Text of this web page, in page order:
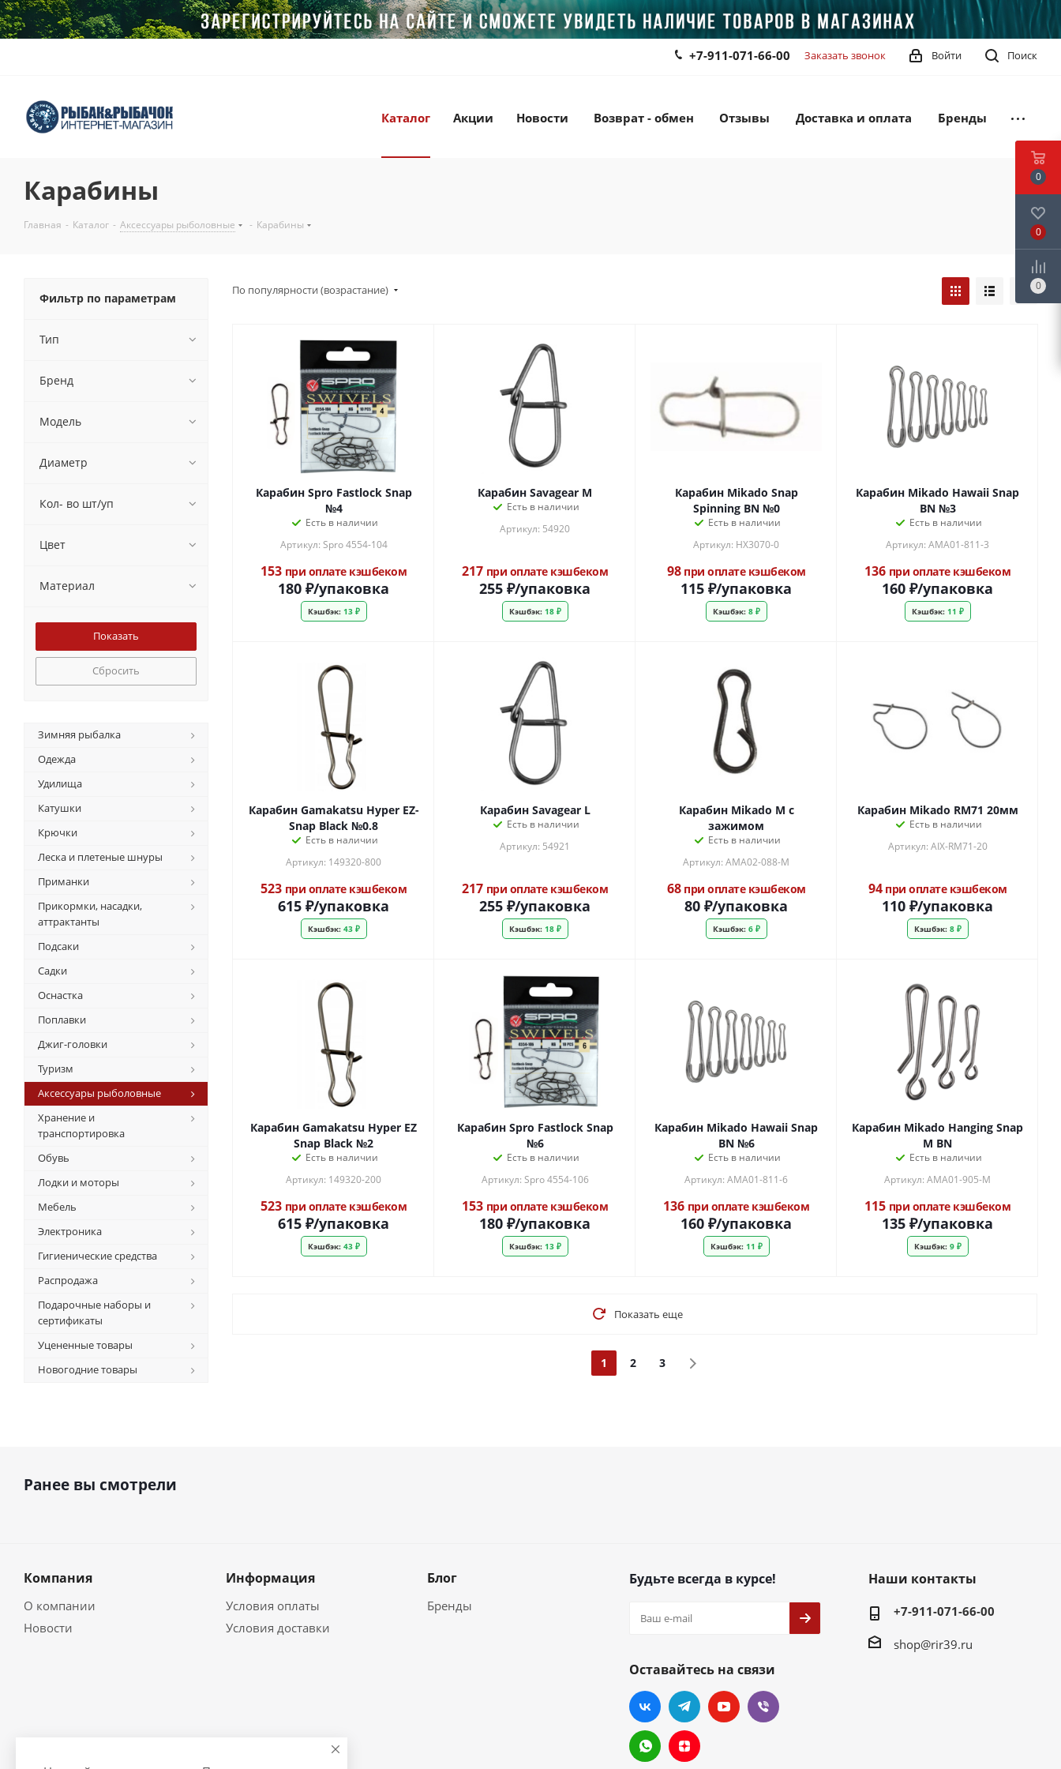
Поиск
Войти
+7-911-071-66-00 Заказать звонок
Каталог Акции Новости Возврат - обмен Отзывы Доставка и оплата Бренды
Карабины
Главная - Каталог - Аксессуары рыболовные - Карабины
По популярности (возрастание)
Карабин Spro Fastlock Snap
№4
Есть в наличии
Артикул: Spro 4554-104
153 при оплате кэшбеком
180 ₽/упаковка
Кэшбэк:13 ₽
Карабин Savagear M
Есть в наличии
Артикул: 54920
217 при оплате кэшбеком
255 ₽/упаковка
Кэшбэк:18 ₽
Карабин Mikado Snap
Spinning BN №0
Есть в наличии
Артикул: HX3070-0
98при оплате кэшбеком
115 ₽/упаковка
Кэшбэк:8 ₽
Карабин Mikado Hawaii Snap
BN №3
Есть в наличии
Артикул: AMA01-811-3
136 при оплате кэшбеком
160 ₽/упаковка
Кэшбэк:11 ₽
Карабин Gamakatsu Hyper EZ-
Snap Black №0.8
Есть в наличии
Артикул: 149320-800
523 при оплате кэшбеком
615 ₽/упаковка
Кэшбэк:43 ₽
Карабин Savagear L
Есть в наличии
Артикул: 54921
217 при оплате кэшбеком
255 ₽/упаковка
Кэшбэк:18 ₽
Карабин Mikado M c
зажимом
Есть в наличии
Артикул: AMA02-088-M
68при оплате кэшбеком
80 ₽/упаковка
Кэшбэк:6 ₽
Карабин Mikado RM71 20мм
Есть в наличии
Артикул: AIX-RM71-20
94при оплате кэшбеком
110 ₽/упаковка
Кэшбэк:8 ₽
Карабин Gamakatsu Hyper EZ
Snap Black №2
Есть в наличии
Артикул: 149320-200
523 при оплате кэшбеком
615 ₽/упаковка
Кэшбэк:43 ₽
Карабин Spro Fastlock Snap
№6
Есть в наличии
Артикул: Spro 4554-106
153 при оплате кэшбеком
180 ₽/упаковка
Кэшбэк:13 ₽
Карабин Mikado Hawaii Snap
BN №6
Есть в наличии
Артикул: AMA01-811-6
136 при оплате кэшбеком
160 ₽/упаковка
Кэшбэк:11 ₽
Карабин Mikado Hanging Snap
M BN
Есть в наличии
Артикул: AMA01-905-M
115 при оплате кэшбеком
135 ₽/упаковка
Кэшбэк:9 ₽
Показать еще
1 2 3
Фильтр по параметрам
Тип
Бренд
Модель
Диаметр
Кол- во шт/уп
Цвет
Материал
Сбросить
Зимняя рыбалка
Одежда
Удилища
Катушки
Крючки
Леска и плетеные шнуры
Приманки
Прикормки, насадки,
аттрактанты
Подсаки
Садки
Оснастка
Поплавки
Джиг-головки
Туризм
Аксессуары рыболовные
Хранение и
транспортировка
Обувь
Лодки и моторы
Мебель
Электроника
Гигиенические средства
Распродажа
Подарочные наборы и
сертификаты
Уцененные товары
Новогодние товары
Ранее вы смотрели
Компания
О компании
Новости
Информация
Условия оплаты
Условия доставки
Блог
Бренды
Будьте всегда в курсе!
Оставайтесь на связи
Наши контакты
+7-911-071-66-00
shop@rir39.ru
0
0
0